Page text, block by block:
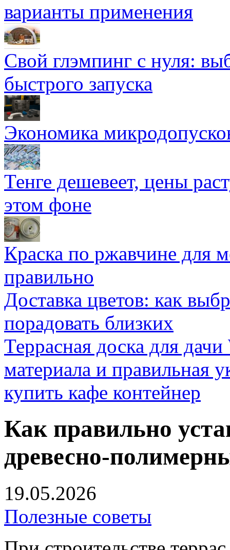
варианты применения
Свой глэмпинг с нуля:
быстрого запуска
Экономика
Тенге дешевеет, цены
этом фоне
Краска по ржавчине для
правильно
Доставка цветов: как
порадовать близких
Террасная доска для
материала и правильная
купить кафе контейнер
Как правильно
древесно-
19.05.2026
Полезные советы